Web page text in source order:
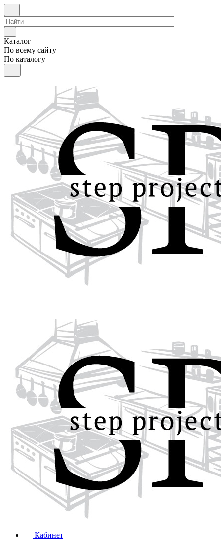
Каталог
По всему сайту
По каталогу
Кабинет